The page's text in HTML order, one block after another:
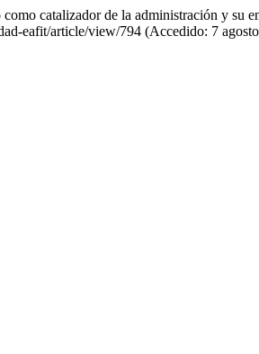
catalizador de la administración y su
eafit/article/view/794 (Accedido: 7